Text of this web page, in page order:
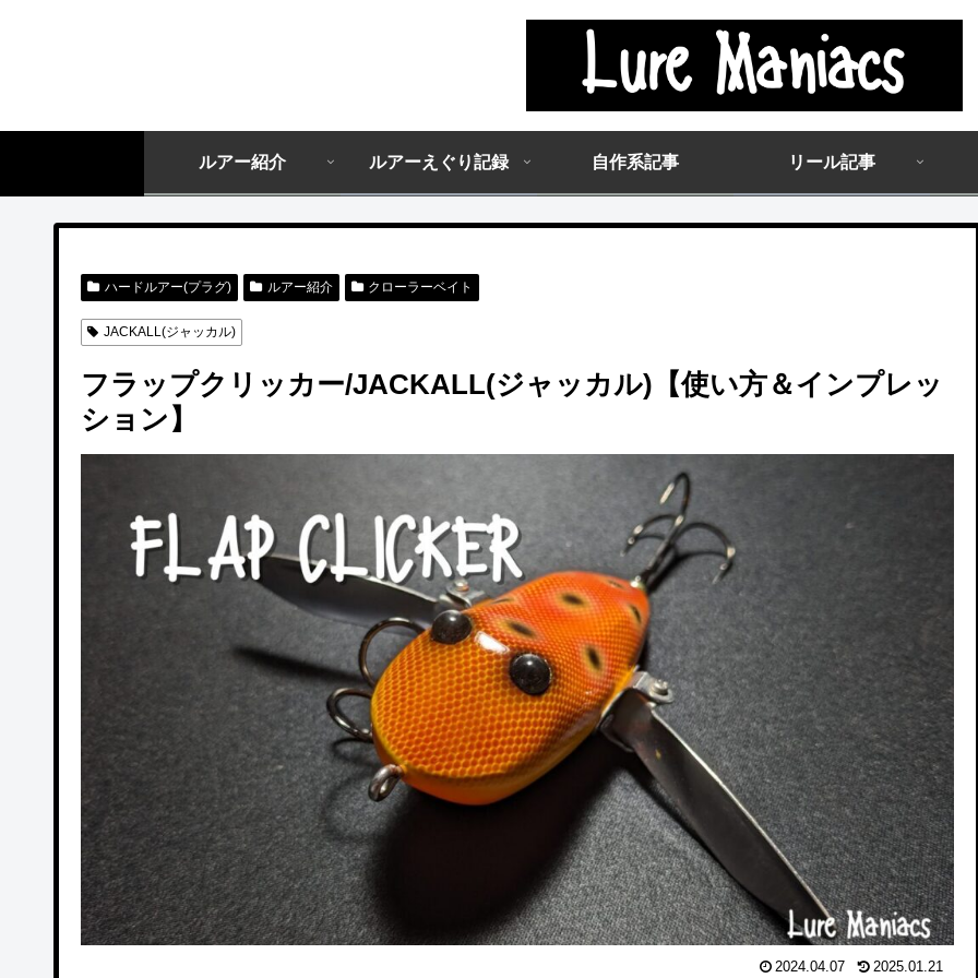
ルアー紹介 ルアーえぐり記録 自作系記事 リール記事
ハードルアー(プラグ) ルアー紹介 クローラーベイト
JACKALL(ジャッカル)
フラップクリッカー/JACKALL(ジャッカル)【使い方＆インプレッ
ション】
2024.04.07 2025.01.21